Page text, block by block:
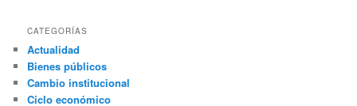
CATEGORÍAS
Actualidad
Bienes públicos
Cambio institucional
Ciclo económico